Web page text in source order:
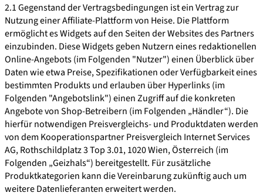
2.1 Gegenstand der Vertragsbedingungen ist ein Vertrag zur
Nutzung einer Affiliate-Plattform von Heise. Die Plattform
ermöglicht es Widgets auf den Seiten der Websites des Partners
einzubinden. Diese Widgets geben Nutzern eines redaktionellen
Online-Angebots (im Folgenden "Nutzer") einen Überblick über
Daten wie etwa Preise, Spezifikationen oder Verfügbarkeit eines
bestimmten Produkts und erlauben über Hyperlinks (im
Folgenden "Angebotslink") einen Zugriff auf die konkreten
Angebote von Shop-Betreibern (im Folgenden „Händler“). Die
hierfür notwendigen Preisvergleichs- und Produktdaten werden
von dem Kooperationspartner Preisvergleich Internet Services
AG, Rothschildplatz 3 Top 3.01, 1020 Wien, Österreich (im
Folgenden „Geizhals“) bereitgestellt. Für zusätzliche
Produktkategorien kann die Vereinbarung zukünftig auch um
weitere Datenlieferanten erweitert werden.